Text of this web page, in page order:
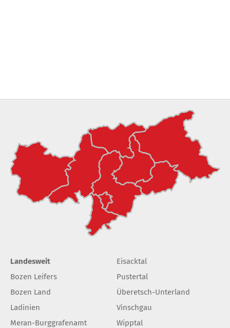
Landesweit
Bozen Leifers
Bozen Land
Ladinien
Meran-Burggrafenamt
Eisacktal
Pustertal
Überetsch-Unterland
Vinschgau
Wipptal